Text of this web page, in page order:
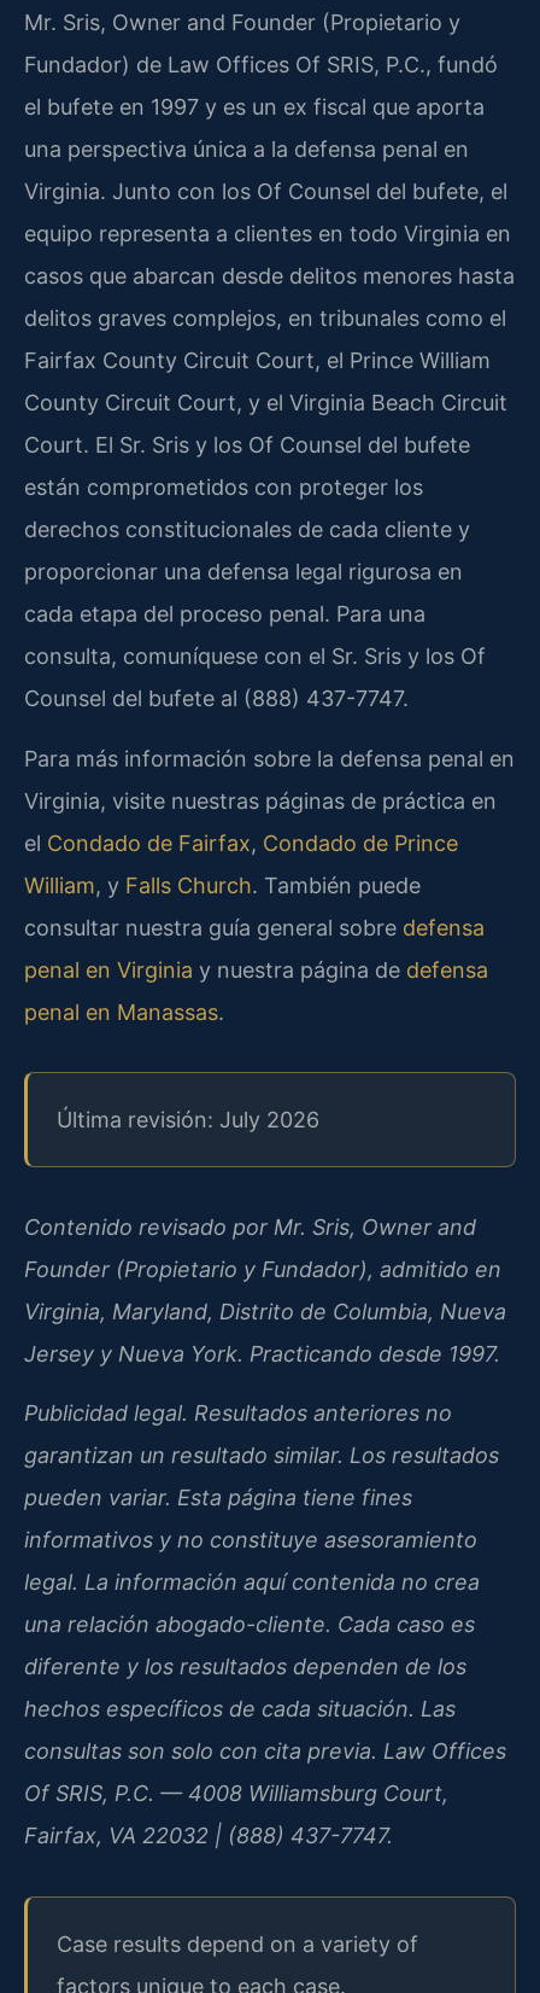
Mr. Sris, Owner and Founder (Propietario y
Fundador) de Law Offices Of SRIS, P.C., fundó
el bufete en 1997 y es un ex fiscal que aporta
una perspectiva única a la defensa penal en
Virginia. Junto con los Of Counsel del bufete, el
equipo representa a clientes en todo Virginia en
casos que abarcan desde delitos menores hasta
delitos graves complejos, en tribunales como el
Fairfax County Circuit Court, el Prince William
County Circuit Court, y el Virginia Beach Circuit
Court. El Sr. Sris y los Of Counsel del bufete
están comprometidos con proteger los
derechos constitucionales de cada cliente y
proporcionar una defensa legal rigurosa en
cada etapa del proceso penal. Para una
consulta, comuníquese con el Sr. Sris y los Of
Counsel del bufete al (888) 437-7747.
Para más información sobre la defensa penal en
Virginia, visite nuestras páginas de práctica en
el Condado de Fairfax, Condado de Prince
William, y Falls Church. También puede
consultar nuestra guía general sobre defensa
penal en Virginia y nuestra página de defensa
penal en Manassas.
Última revisión: July 2026
Contenido revisado por Mr. Sris, Owner and
Founder (Propietario y Fundador), admitido en
Virginia, Maryland, Distrito de Columbia, Nueva
Jersey y Nueva York. Practicando desde 1997.
Publicidad legal. Resultados anteriores no
garantizan un resultado similar. Los resultados
pueden variar. Esta página tiene fines
informativos y no constituye asesoramiento
legal. La información aquí contenida no crea
una relación abogado-cliente. Cada caso es
diferente y los resultados dependen de los
hechos específicos de cada situación. Las
consultas son solo con cita previa. Law Offices
Of SRIS, P.C. — 4008 Williamsburg Court,
Fairfax, VA 22032 | (888) 437-7747.
Case results depend on a variety of
factors unique to each case.